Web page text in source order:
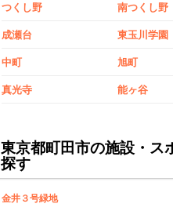
つくし野 南つくし野
成瀬台 東玉川学園
中町 旭町
真光寺 能ヶ谷
東京都町田市の施設・ス
探す
金井３号緑地